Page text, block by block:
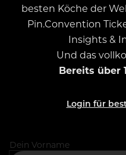
besten Köche der
Pin.Convention
Insights &
Und das
Bereits über
Login für
Dein Vorname